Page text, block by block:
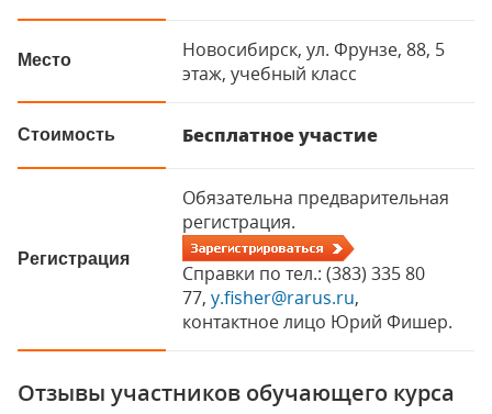
Место
Новосибирск, ул. Фрунзе, 88, 5
этаж, учебный класс
Стоимость Бесплатное участие
Регистрация
Обязательна предварительная
регистрация.
Справки по тел.: (383) 335 80
77, y.fisher@rarus.ru,
контактное лицо Юрий Фишер.
Отзывы участников обучающего курса